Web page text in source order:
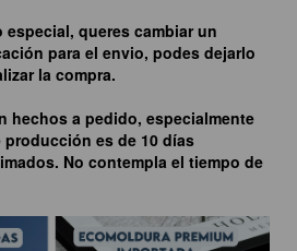
queres cambiar un
para el envio, podes dejarlo
la compra.
hechos a pedido, especialmente
es de 10 días
No contempla el tiempo de